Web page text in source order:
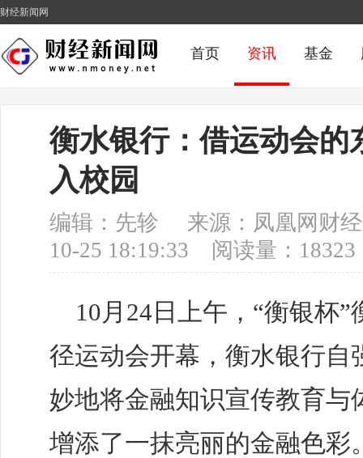
财经新闻网
首页 资讯 基金
衡水银行：借运动会的
入校园
编辑：先轸 来源：凤凰网财
10-25 18:19:33 阅读量：
10月24日上午，“衡银杯
径运动会开幕，衡水银行
妙地将金融知识宣传教育
增添了一抹亮丽的金融色彩